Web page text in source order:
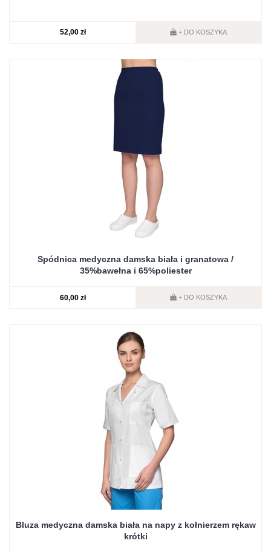
52,00 zł + DO KOSZYKA
Spódnica medyczna damska biała i granatowa /
35%bawełna i 65%poliester
60,00 zł + DO KOSZYKA
Bluza medyczna damska biała na napy z kołnierzem rękaw
krótki